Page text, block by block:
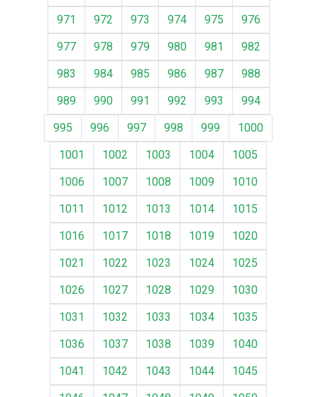
971
972 973 974 975
976
977
978 979 980 981
982
983
984 985 986 987
988
989
990 991 992 993
994
995
996 997 998 999
1000
1001
1002 1003 1004
1005
1006
1007 1008 1009
1010
1011
1012 1013 1014
1015
1016
1017 1018 1019
1020
1021
1022 1023 1024
1025
1026
1027 1028 1029
1030
1031
1032 1033 1034
1035
1036
1037 1038 1039
1040
1041
1042 1043 1044
1045